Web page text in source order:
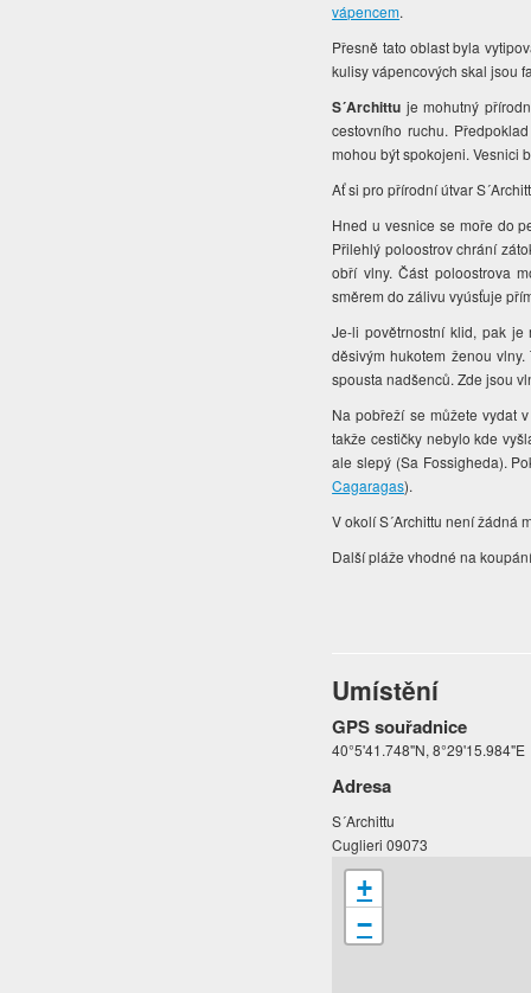
vápencem.
Přesně tato oblast byla
kulisy vápencových skal jsou
S´Archittu je mohutný
cestovního ruchu.
mohou být spokojeni. Vesnici
Ať si pro přírodní útvar
Hned u vesnice se moře do
Přilehlý poloostrov chrání
obří vlny. Část poloostrova
směrem do zálivu vyúsťuje
Je-li povětrnostní klid, pak
děsivým hukotem ženou
spousta nadšenců. Zde jsou
Na pobřeží se můžete vydat
takže cestičky nebylo kde
ale slepý (Sa Fossigheda).
Cagaragas).
V okolí S´Archittu není žádná
Další pláže vhodné na
Umístění
GPS souřadnice
40°5'41.748"N, 8°29'15.984"E
Adresa
S´Archittu
Cuglieri 09073
+
−